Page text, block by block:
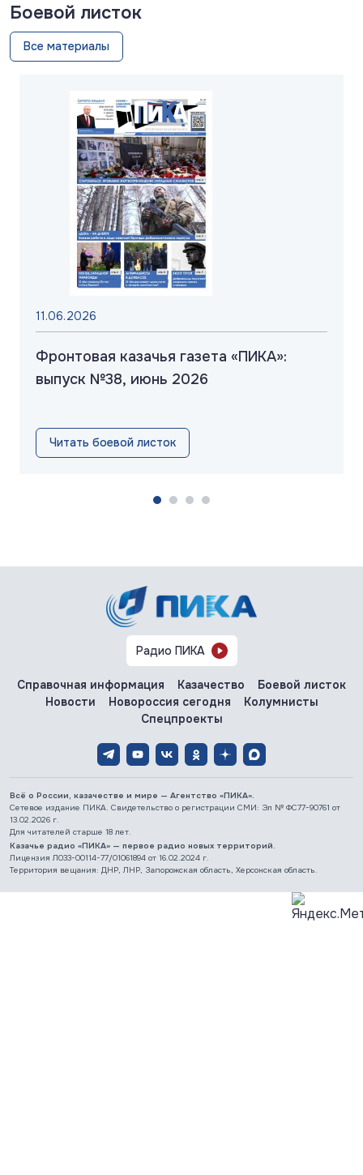
Боевой листок
Все материалы
11.06.2026
Фронтовая казачья газета «ПИКА»:
выпуск №38, июнь 2026
Читать боевой листок
Радио ПИКА
Справочная информация Казачество
Боевой листок
Новости
Новороссия сегодня
Колумнисты
Спецпроекты
Всё о России, казачестве и мире — Агентство «ПИКА».
Сетевое издание ПИКА. Свидетельство о регистрации СМИ: Эл № ФС77-90761 от
13.02.2026 г.
Для читателей старше 18 лет.
Казачье радио «ПИКА» — первое радио новых территорий.
Лицензия Л033-00114-77/01061894 от 16.02.2024 г.
Территория вещания: ДНР, ЛНР, Запорожская область, Херсонская область.